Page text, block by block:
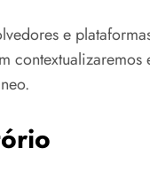
e
contextualizaremos